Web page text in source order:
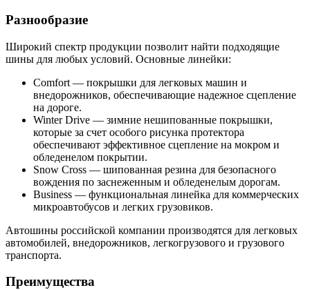
Разнообразие
Широкий спектр продукции позволит найти подходящие
шины для любых условий. Основные линейки:
Comfort — покрышки для легковых машин и
внедорожников, обеспечивающие надежное сцепление
на дороге.
Winter Drive — зимние нешипованные покрышки,
которые за счет особого рисунка протектора
обеспечивают эффективное сцепление на мокром и
обледенелом покрытии.
Snow Cross — шипованная резина для безопасного
вождения по заснеженным и обледенелым дорогам.
Business — функциональная линейка для коммерческих
микроавтобусов и легких грузовиков.
Автошины российской компании производятся для легковых
автомобилей, внедорожников, легкогрузового и грузового
транспорта.
Преимущества